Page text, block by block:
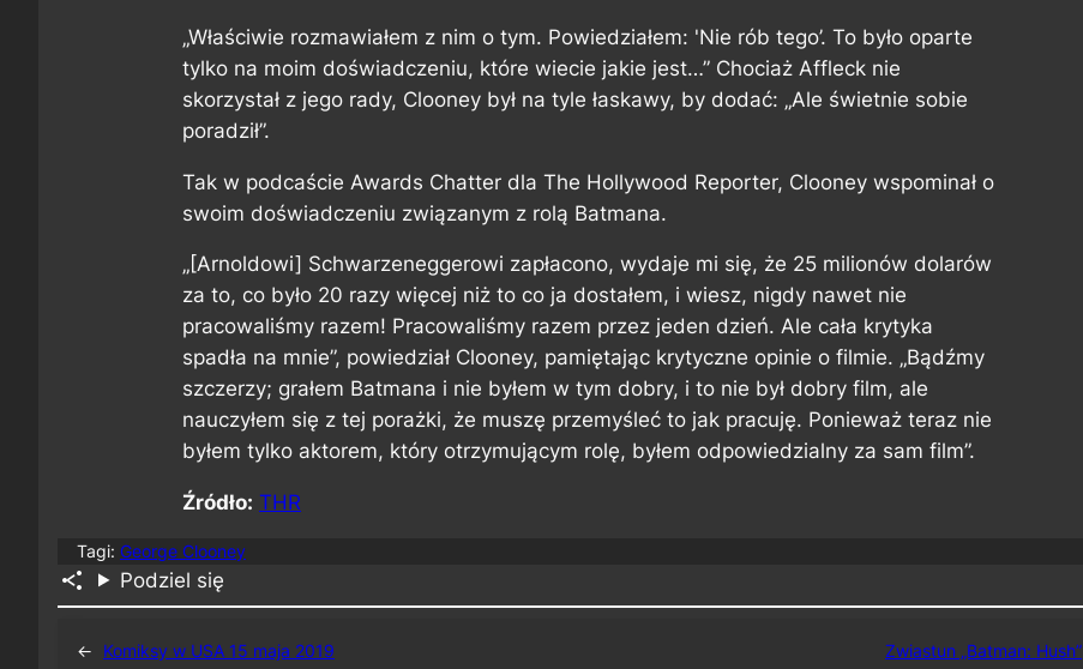
„Właściwie rozmawiałem z nim o tym. Powiedziałem: 'Nie rób tego’. To było oparte
tylko na moim doświadczeniu, które wiecie jakie jest…” Chociaż Affleck nie
skorzystał z jego rady, Clooney był na tyle łaskawy, by dodać: „Ale świetnie sobie
poradził”.
Tak w podcaście Awards Chatter dla The Hollywood Reporter, Clooney wspominał o
swoim doświadczeniu związanym z rolą Batmana.
„[Arnoldowi] Schwarzeneggerowi zapłacono, wydaje mi się, że 25 milionów dolarów
za to, co było 20 razy więcej niż to co ja dostałem, i wiesz, nigdy nawet nie
pracowaliśmy razem! Pracowaliśmy razem przez jeden dzień. Ale cała krytyka
spadła na mnie”, powiedział Clooney, pamiętając krytyczne opinie o filmie. „Bądźmy
szczerzy; grałem Batmana i nie byłem w tym dobry, i to nie był dobry film, ale
nauczyłem się z tej porażki, że muszę przemyśleć to jak pracuję. Ponieważ teraz nie
byłem tylko aktorem, który otrzymującym rolę, byłem odpowiedzialny za sam film”.
Źródło: THR
Tagi: George Clooney
Podziel się
← Komiksy w USA 15 maja 2019 Zwiastun „Batman: Hush”